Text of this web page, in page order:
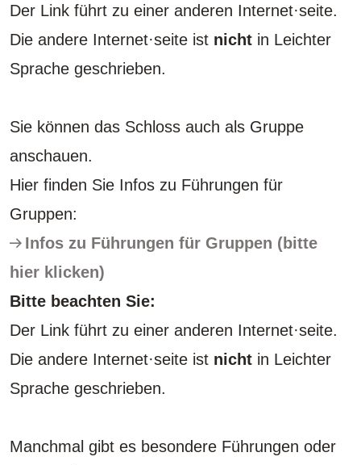
Der Link führt zu einer anderen Internet·seite.
Die andere Internet·seite ist nicht in Leichter
Sprache geschrieben.
Sie können das Schloss auch als Gruppe
anschauen.
Hier finden Sie Infos zu Führungen für
Gruppen:
Infos zu Führungen für Gruppen (bitte
hier klicken)
Bitte beachten Sie:
Der Link führt zu einer anderen Internet·seite.
Die andere Internet·seite ist nicht in Leichter
Sprache geschrieben.
Manchmal gibt es besondere Führungen oder